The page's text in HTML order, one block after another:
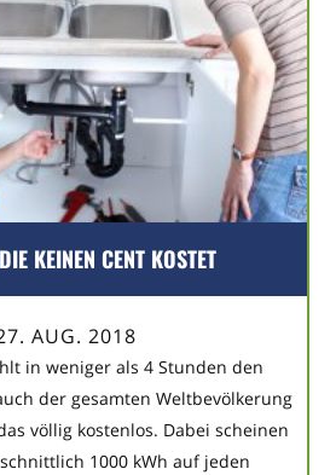
KEINEN CENT KOSTET
AUG. 2018
in weniger als 4 Stunden den
der gesamten Weltbevölkerung
völlig kostenlos. Dabei scheinen
1000 kWh auf jeden